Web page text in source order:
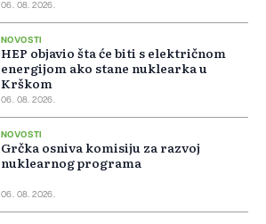
06. 08. 2026.
NOVOSTI
HEP objavio šta će biti s električnom
energijom ako stane nuklearka u
Krškom
06. 08. 2026.
NOVOSTI
Grčka osniva komisiju za razvoj
nuklearnog programa
06. 08. 2026.